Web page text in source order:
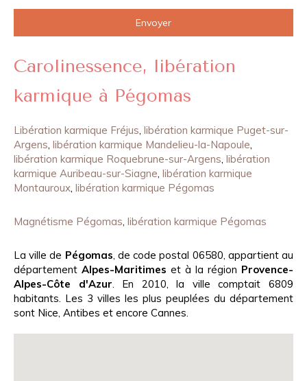
Envoyer
Carolinessence, libération
karmique à Pégomas
Libération karmique Fréjus, libération karmique Puget-sur-
Argens, libération karmique Mandelieu-la-Napoule,
libération karmique Roquebrune-sur-Argens, libération
karmique Auribeau-sur-Siagne, libération karmique
Montauroux, libération karmique Pégomas
Magnétisme Pégomas, libération karmique Pégomas
La ville de Pégomas, de code postal 06580, appartient au
département Alpes-Maritimes et à la région Provence-
Alpes-Côte d'Azur. En 2010, la ville comptait 6809
habitants. Les 3 villes les plus peuplées du département
sont Nice, Antibes et encore Cannes.